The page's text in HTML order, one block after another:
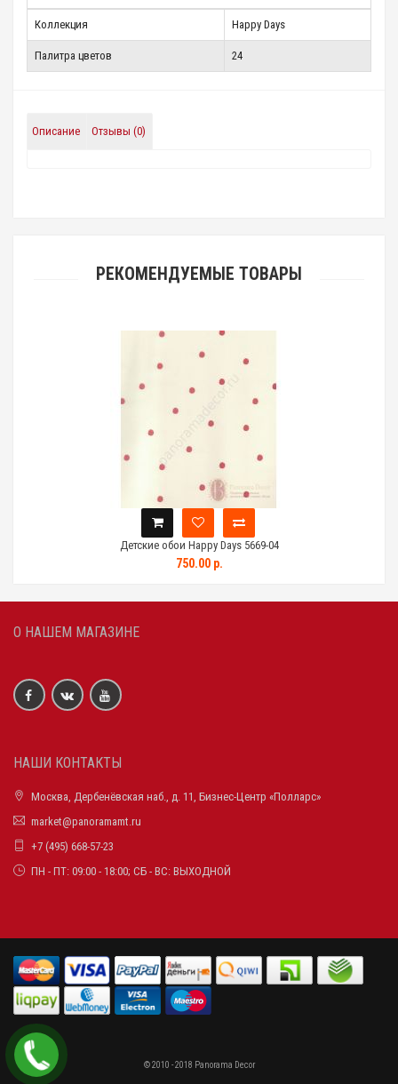
Коллекция Happy Days
Палитра цветов 24
Описание Отзывы (0)
РЕКОМЕНДУЕМЫЕ ТОВАРЫ
Детские обои Happy Days 5669-04
750.00 р.
О НАШЕМ МАГАЗИНЕ
НАШИ КОНТАКТЫ
Москва, Дербенёвская наб., д. 11, Бизнес-Центр «Полларс»
market@panoramamt.ru
+7 (495) 668-57-23
ПН - ПТ: 09:00 - 18:00; СБ - ВС: ВЫХОДНОЙ
© 2010 - 2018 Panorama Decor